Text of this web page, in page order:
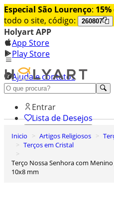
Especial São Lourenço: 15%
todo o site, código:
260807
Holyart APP
App Store
Play Store
Ajuda e contatos
Conheça premium
Entrar
Lista de Desejos
0
Carrinho de Compras
Inicio Artigos Religiosos
Terços em Cristal
Terço Nossa Senhora com Menino Jesus contas cristal azul com rosas,
10x8 mm